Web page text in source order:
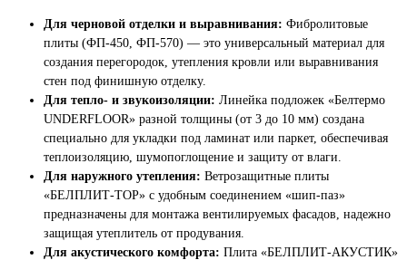
Для черновой отделки и выравнивания: Фибролитовые
плиты (ФП-450, ФП-570) — это универсальный материал для
создания перегородок, утепления кровли или выравнивания
стен под финишную отделку.
Для тепло- и звукоизоляции: Линейка подложек «Белтермо
UNDERFLOOR» разной толщины (от 3 до 10 мм) создана
специально для укладки под ламинат или паркет, обеспечивая
теплоизоляцию, шумопоглощение и защиту от влаги.
Для наружного утепления: Ветрозащитные плиты
«БЕЛПЛИТ-ТОР» с удобным соединением «шип-паз»
предназначены для монтажа вентилируемых фасадов, надежно
защищая утеплитель от продувания.
Для акустического комфорта: Плита «БЕЛПЛИТ-АКУСТИК»